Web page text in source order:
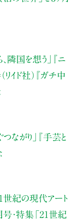
隣国を想う」
『ニ
イド社）
『ガチ中
ながり」
『手芸と
世紀の現代アート
・特集「21世紀